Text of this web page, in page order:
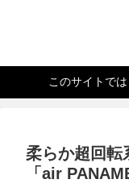
このサイトで
柔らか超回転
「air